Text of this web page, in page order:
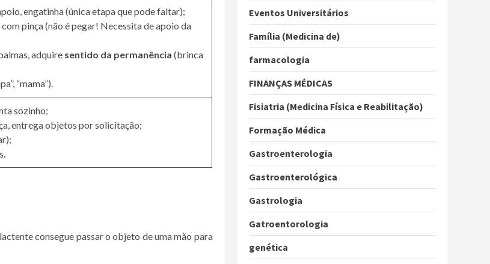
engatinha (única etapa que pode faltar);
pinça (não é pegar! Necessita de apoio da
adquire sentido da permanência (brinca
“mama”).
sozinho;
entrega objetos por solicitação;
consegue passar o objeto de uma mão para
Eventos Universitários
Família (Medicina de)
farmacologia
FINANÇAS MÉDICAS
Fisiatria (Medicina Física e Reabilitação)
Formação Médica
Gastroenterologia
Gastroenterológica
Gastrologia
Gatroentorologia
genética